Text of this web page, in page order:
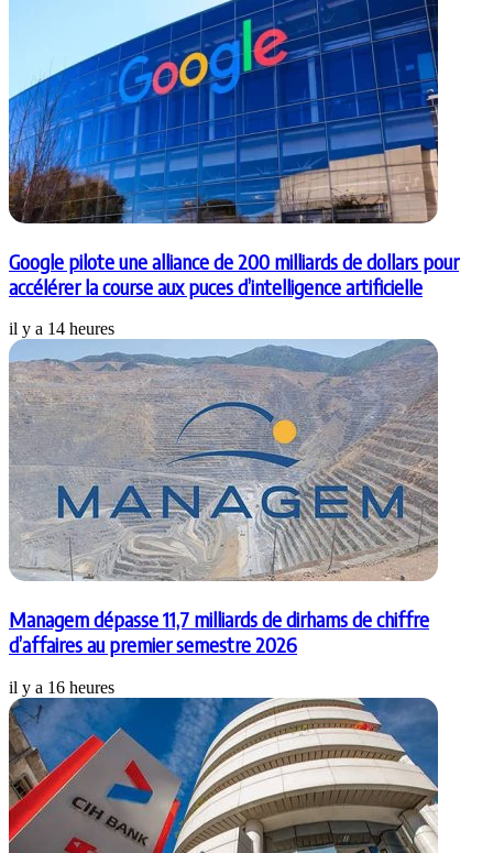
Google pilote une alliance de 200 milliards de dollars pour
accélérer la course aux puces d’intelligence artificielle
il y a 14 heures
Managem dépasse 11,7 milliards de dirhams de chiffre
d’affaires au premier semestre 2026
il y a 16 heures